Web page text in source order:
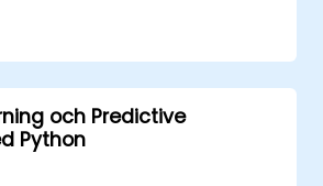
LLMs (Large Language
transformers för text- och
och
rekommendationer.
finjustera AI-modeller för
och Predictive
Python